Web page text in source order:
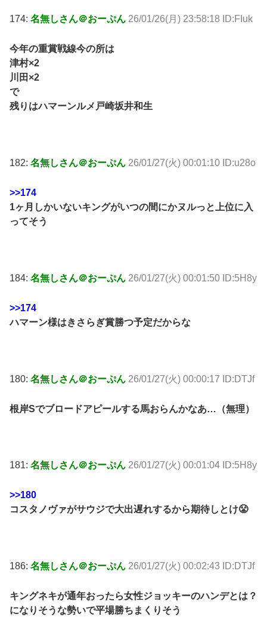
174: 名無しさん＠おーぷん 26/01/26(月) 23:58:18 ID:FIuk
今年の重賞戦線今の所は
津村×2
川田×2
で
残りはハマーンルメ戸崎坂井和生
182: 名無しさん＠おーぷん 26/01/27(火) 00:01:10 ID:u28o
>>174
1ヶ月しかいないキングがいつの間にかヌルっと上位に入
ってそう
184: 名無しさん＠おーぷん 26/01/27(火) 00:01:50 ID:5H8y
>>174
ハマーン様はきさらぎ賞勝つ予定だからな
180: 名無しさん＠おーぷん 26/01/27(火) 00:00:17 ID:DTJf
根岸Sでブロードアピールする馬おらんかなあ…（無理）
181: 名無しさん＠おーぷん 26/01/27(火) 00:01:04 ID:5H8y
>>180
コスタノヴァがサウジで大出遅れするから期待しとけ😤
186: 名無しさん＠おーぷん 26/01/27(火) 00:02:43 ID:DTJf
キングネキが通年おったら女性ジョッキーのハンデとは？
になりそうな勢いで平場勝ちまくりそう